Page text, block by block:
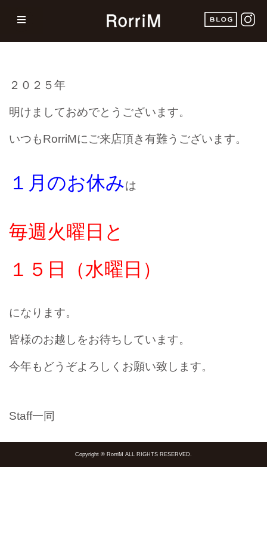
２０２５年
明けましておめでとうございます。
いつもRorriMにご来店頂き有難うございます。
１月のお休みは
毎週火曜日 と
１５日
（水曜日）
になります。
皆様のお越しをお待ちしています。
今年もどうぞよろしくお願い致します。
Staff一同
Copyright © RorriM ALL RIGHTS RESERVED.